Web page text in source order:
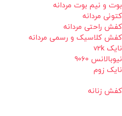
بوت و نیم بوت مردانه
کتونی مردانه
کفش راحتی مردانه
کفش کلاسیک و رسمی مردانه
نایک v2k
نیوبالانس 9060
نایک زوم
کفش زنانه